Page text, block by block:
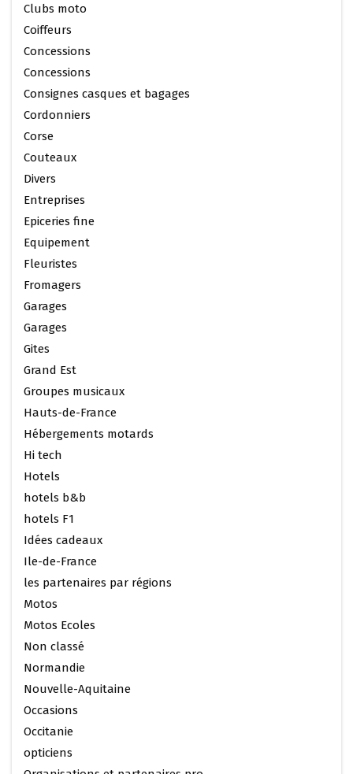
Clubs moto
Coiffeurs
Concessions
Concessions
Consignes casques et bagages
Cordonniers
Corse
Couteaux
Divers
Entreprises
Epiceries fine
Equipement
Fleuristes
Fromagers
Garages
Garages
Gites
Grand Est
Groupes musicaux
Hauts-de-France
Hébergements motards
Hi tech
Hotels
hotels b&b
hotels F1
Idées cadeaux
Ile-de-France
les partenaires par régions
Motos
Motos Ecoles
Non classé
Normandie
Nouvelle-Aquitaine
Occasions
Occitanie
opticiens